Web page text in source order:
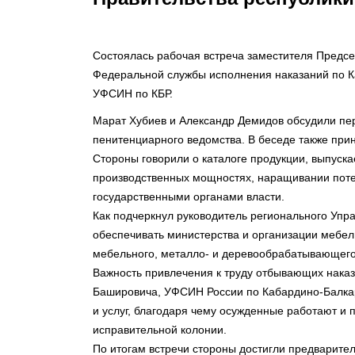
Состоялась рабочая встреча заместителя
Федеральной службы исполнения наказаний по
УФСИН по КБР.
Марат Хубиев и Александр Демидов обсудили
пенитенциарного ведомства. В беседе также
Стороны говорили о каталоге продукции,
производственных мощностях, наращивании
государственными органами власти.
Как подчеркнул руководитель регионального
обеспечивать министерства и организации
мебельного, металло- и
Важность привлечения к труду отбывающих
Башировича, УФСИН России по Кабардино-
и услуг, благодаря чему осужденные работают
исправительной колонии.
По итогам встречи стороны достигли